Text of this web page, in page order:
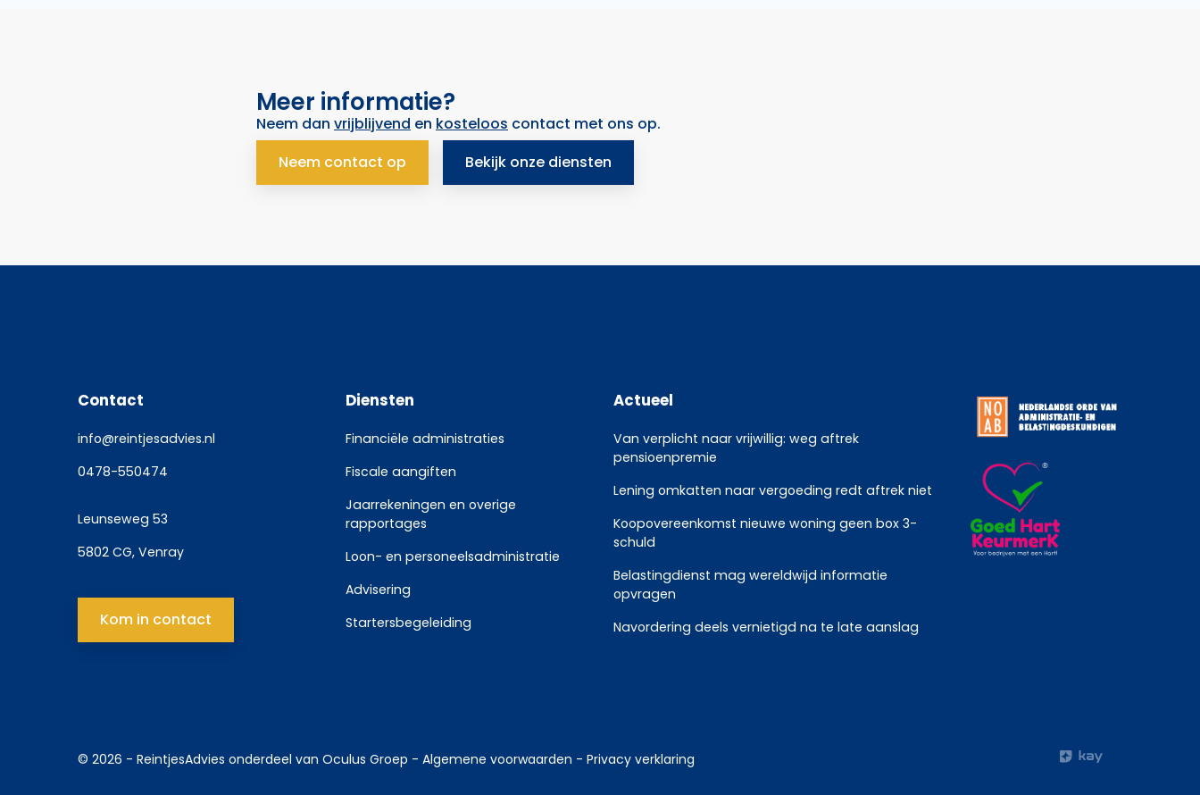
Meer informatie?
Neem dan vrijblijvend en kosteloos contact met ons op.
Neem contact op
Bekijk onze diensten
Contact
info@reintjesadvies.nl
0478-550474
Leunseweg 53
5802 CG, Venray
Kom in contact
Diensten
Financiële administraties
Fiscale aangiften
Jaarrekeningen en overige
rapportages
Loon- en personeelsadministratie
Advisering
Startersbegeleiding
Actueel
Van verplicht naar vrijwillig: weg aftrek
pensioenpremie
Lening omkatten naar vergoeding redt aftrek niet
Koopovereenkomst nieuwe woning geen box 3-
schuld
Belastingdienst mag wereldwijd informatie
opvragen
Navordering deels vernietigd na te late aanslag
© 2026 - ReintjesAdvies onderdeel van Oculus Groep - Algemene voorwaarden - Privacy verklaring